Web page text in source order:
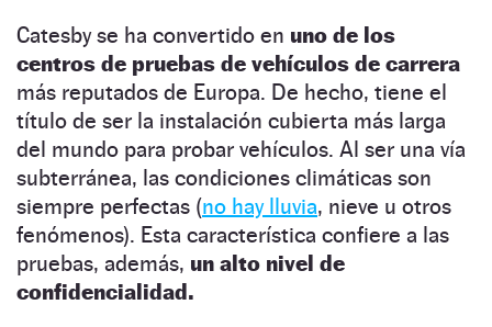
Catesby se ha convertido en uno de los
centros de pruebas de vehículos de carrera
más reputados de Europa. De hecho, tiene el
título de ser la instalación cubierta más larga
del mundo para probar vehículos. Al ser una vía
subterránea, las condiciones climáticas son
siempre perfectas (no hay lluvia, nieve u otros
fenómenos). Esta característica confiere a las
pruebas, además, un alto nivel de
confidencialidad.